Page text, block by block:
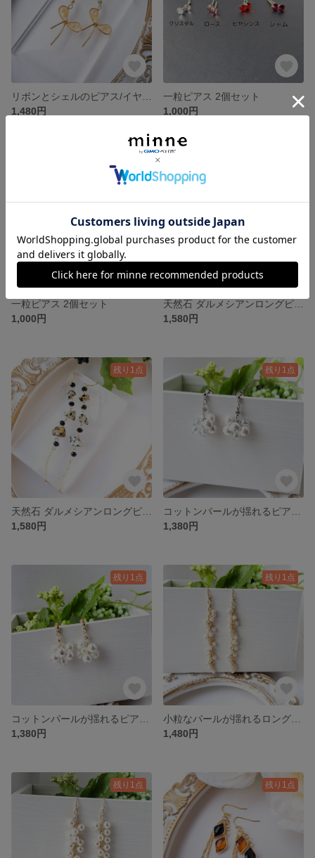
1,480円
一粒ピアス 2個セット
1,000円
一粒ピアス 2個セット
1,000円
1,580円
残り1点
1,580円
残り1点
1,380円
残り1点
1,380円
残り1点
1,480円
残り1点 残り1点